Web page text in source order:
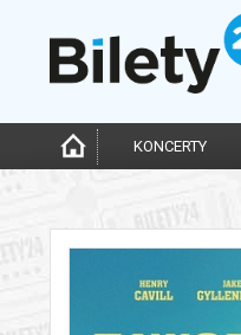
KONCERTY